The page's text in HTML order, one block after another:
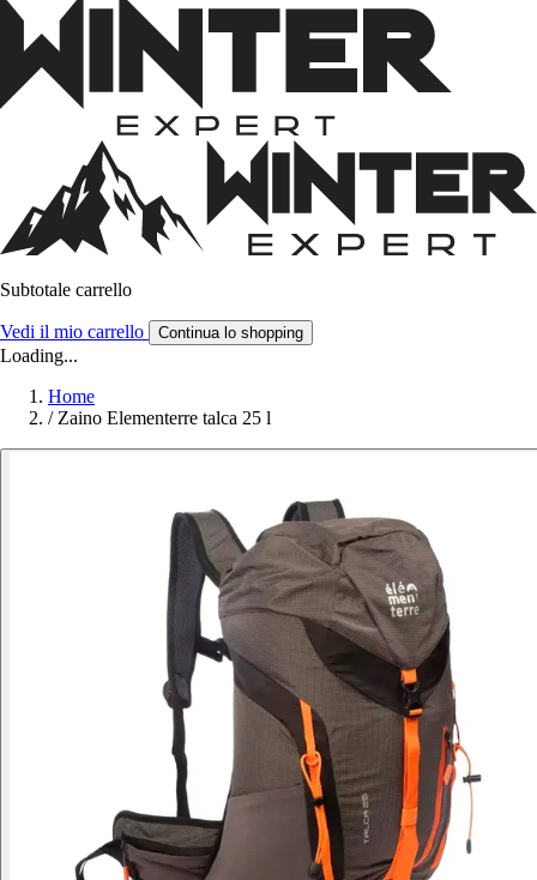
Subtotale carrello
Vedi il mio carrello Continua lo shopping
Loading...
Home
/ Zaino Elementerre talca 25 l